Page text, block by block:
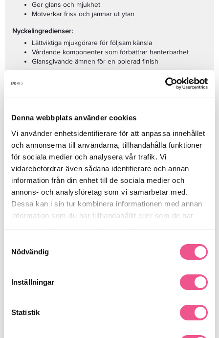
Denna webbplats använder cookies
Vi använder enhetsidentifierare för att anpassa innehållet
och annonserna till användarna, tillhandahålla funktioner
för sociala medier och analysera vår trafik. Vi
vidarebefordrar även sådana identifierare och annan
information från din enhet till de sociala medier och
annons- och analysföretag som vi samarbetar med.
Dessa kan i sin tur kombinera informationen med annan
information som du har tillhandahållit eller som de har
samlat in när du har använt deras tjänster.
Nödvändig
Inställningar
Statistik
Ger glans och mjukhet
Motverkar friss och jämnar ut ytan
Nyckelingredienser:
Lättviktiga mjukgörare för följsam känsla
Vårdande komponenter som förbättrar hanterbarhet
Glansgivande ämnen för en polerad finish
Arbeta in enligt anvisning: i längder/toppar eller hela håret. Styla
som önskat.
Alla hårtyper
Stylingkontroll
Se mer
Produktdetaljer